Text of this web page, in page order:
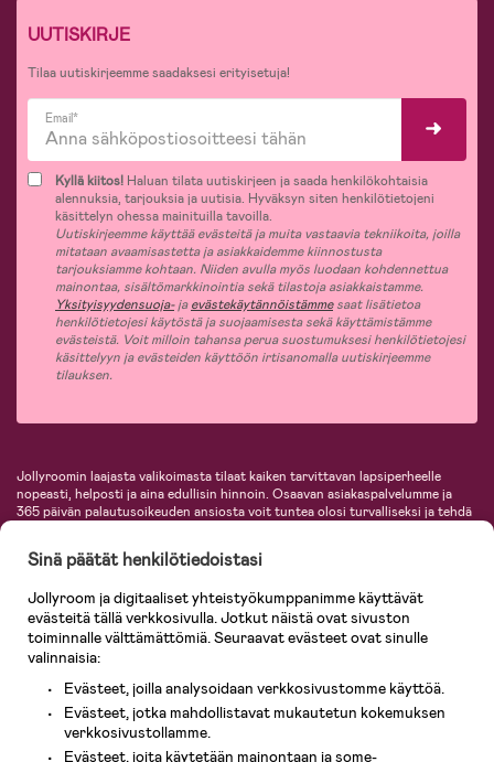
UUTISKIRJE
Tilaa uutiskirjeemme saadaksesi erityisetuja!
Email*
Kyllä kiitos! Haluan tilata uutiskirjeen ja saada henkilökohtaisia
alennuksia, tarjouksia ja uutisia. Hyväksyn siten henkilötietojeni
käsittelyn ohessa mainituilla tavoilla.
Uutiskirjeemme käyttää evästeitä ja muita vastaavia tekniikoita, joilla
mitataan avaamisastetta ja asiakkaidemme kiinnostusta
tarjouksiamme kohtaan. Niiden avulla myös luodaan kohdennettua
mainontaa, sisältömarkkinointia sekä tilastoja asiakkaistamme.
Yksityisyydensuoja-jaevästekäytännöistämmesaat lisätietoa
henkilötietojesi käytöstä ja suojaamisesta sekä käyttämistämme
evästeistä. Voit milloin tahansa perua suostumuksesi henkilötietojesi
käsittelyyn ja evästeiden käyttöön irtisanomalla uutiskirjeemme
tilauksen.
Jollyroomin laajasta valikoimasta tilaat kaiken tarvittavan lapsiperheelle
nopeasti, helposti ja aina edullisin hinnoin. Osaavan asiakaspalvelumme ja
365 päivän palautusoikeuden ansiosta voit tuntea olosi turvalliseksi ja tehdä
vaatteet vauvoille ja lapsille, inspiroivia sisustustuotteita lastenhuoneeseen,
lastentarvikkeita sekä paljon muuta. Meiltä löydät lukuisia tunnettuja
KidKraft, Ergobaby, Philips Avent, Neonate, Cybex, LEGO ja monia muita!
Tervetuloa shoppailemaan Pohjoismaiden suurimpaan lastentarvikkeiden
verkkokauppaan!
Sinä päätät henkilötiedoistasi
Jollyroom ja digitaaliset yhteistyökumppanimme käyttävät
evästeitä tällä verkkosivulla. Jotkut näistä ovat sivuston
toiminnalle välttämättömiä. Seuraavat evästeet ovat sinulle
valinnaisia:
Evästeet, joilla analysoidaan verkkosivustomme käyttöä.
Evästeet, jotka mahdollistavat mukautetun kokemuksen
verkkosivustollamme.
Evästeet, joita käytetään mainontaan ja some-